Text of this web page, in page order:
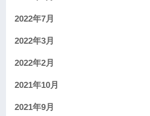
2022年7月
2022年3月
2022年2月
2021年10月
2021年9月